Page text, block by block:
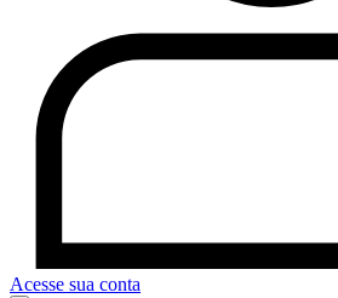
Acesse sua conta